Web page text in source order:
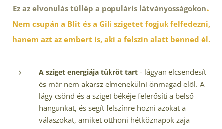
Ez az elvonulás túllép a populáris látványosságokon.
Nem csupán a Blit és a Gili szigetet fogjuk felfedezni,
hanem azt az embert is, aki a felszín alatt benned él.
A sziget energiája tükröt tart - lágyan elcsendesít
és már nem akarsz elmenekülni önmagad elől. A
lágy csönd és a sziget békéje felerősíti a belső
hangunkat, és segít felszínre hozni azokat a
válaszokat, amiket otthoni hétköznapok zaja